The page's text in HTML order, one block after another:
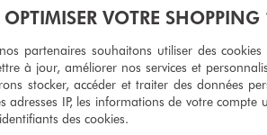
Avis du10/07/2026 , suite à une expérience
Utile (0) Signaler
OPTIMISER VOTRE SHOPPING
partenaires souhaitons utiliser des
à jour, améliorer nos services et
stocker, accéder et traiter des données
adresses IP, les informations de votre compte
des cookies.